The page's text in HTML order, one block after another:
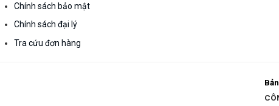
Chính sách bảo mật
Chính sách đại lý
Tra cứu đơn hàng